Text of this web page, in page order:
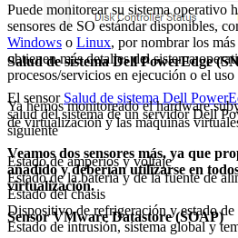
Salud de sistema Dell PowerEdge
El sensor Salud de sistema Dell
salud del sistema de un servidor Dell
siguiente
Estado de amperios y voltaje
Estado de la batería y de la fuente de
Estado del chasis
Dispositivo de refrigeración y estado
Estado de intrusión, sistema global y
Puede monitorear su sistema operativo
sensores de SO estándar disponibles,
Windows o Linux, por nombrar los
obtienen más detalles del sistema
procesos/servicios en ejecución o el
Ya hemos monitoreado el hardware
de virtualización y las máquinas
Veamos dos sensores más, ya que
añadido y deberían utilizarse en
virtualización.
Sensor VMware Datastore (SOAP)